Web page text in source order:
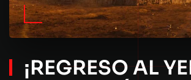
¡REGRESO AL